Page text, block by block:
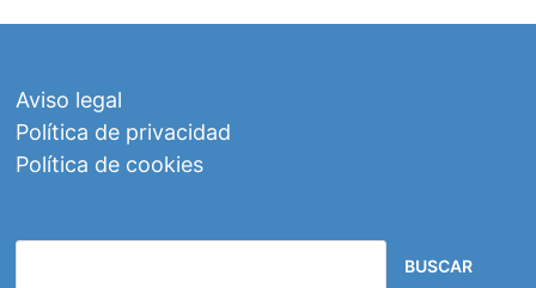
Aviso legal
Política de privacidad
Política de cookies
BUSCAR